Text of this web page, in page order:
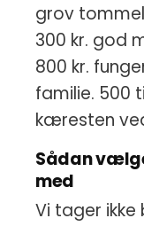
grov
300 kr. god
800 kr.
familie. 500
kæresten
Sådan
med
Vi tager